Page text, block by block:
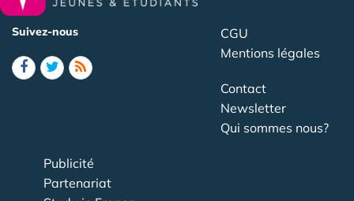
Suivez-nous
CGU
Mentions légales
Contact
Newsletter
Qui sommes nous?
Publicité
Partenariat